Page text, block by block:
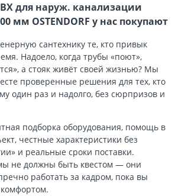
для наруж. канализации
мм OSTENDORF у нас покупают
сантехнику те, кто привык
Надоело, когда трубы «поют»,
а стояк живёт своей жизнью? Мы
проверенные решения для тех, кто
один раз и надолго, без сюрпризов и
подборка оборудования, помощь в
честные характеристики без
и реальные сроки поставки.
не должны быть квестом — они
работать за кадром, пока вы
комфортом.